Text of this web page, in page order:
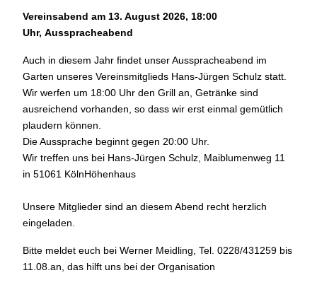
Vereinsabend am 13. August 2026, 18:00
Uhr, Ausspracheabend
Auch in diesem Jahr findet unser Ausspracheabend im
Garten unseres Vereinsmitglieds Hans-Jürgen Schulz statt.
Wir werfen um 18:00 Uhr den Grill an, Getränke sind
ausreichend vorhanden, so dass wir erst einmal gemütlich
plaudern können.
Die Aussprache beginnt gegen 20:00 Uhr.
Wir treffen uns bei Hans-Jürgen Schulz, Maiblumenweg 11
in 51061 KölnHöhenhaus
Unsere Mitglieder sind an diesem Abend recht herzlich
eingeladen.
Bitte meldet euch bei Werner Meidling, Tel. 0228/431259 bis
11.08.an, das hilft uns bei der Organisation